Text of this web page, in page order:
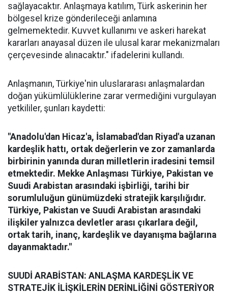
sağlayacaktır. Anlaşmaya katılım, Türk askerinin her
bölgesel krize gönderileceği anlamına
gelmemektedir. Kuvvet kullanımı ve askeri harekat
kararları anayasal düzen ile ulusal karar mekanizmaları
çerçevesinde alınacaktır." ifadelerini kullandı.
Anlaşmanın, Türkiye'nin uluslararası anlaşmalardan
doğan yükümlülüklerine zarar vermediğini vurgulayan
yetkililer, şunları kaydetti:
"Anadolu'dan Hicaz'a, İslamabad'dan Riyad'a uzanan
kardeşlik hattı, ortak değerlerin ve zor zamanlarda
birbirinin yanında duran milletlerin iradesini temsil
etmektedir. Mekke Anlaşması Türkiye, Pakistan ve
Suudi Arabistan arasındaki işbirliği, tarihi bir
sorumluluğun günümüzdeki stratejik karşılığıdır.
Türkiye, Pakistan ve Suudi Arabistan arasındaki
ilişkiler yalnızca devletler arası çıkarlara değil,
ortak tarih, inanç, kardeşlik ve dayanışma bağlarına
dayanmaktadır."
SUUDİ ARABİSTAN: ANLAŞMA KARDEŞLİK VE
STRATEJİK İLİŞKİLERİN DERİNLİĞİNİ GÖSTERİYOR